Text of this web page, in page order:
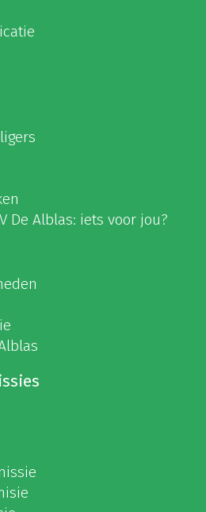
De Alblas: iets voor jou?